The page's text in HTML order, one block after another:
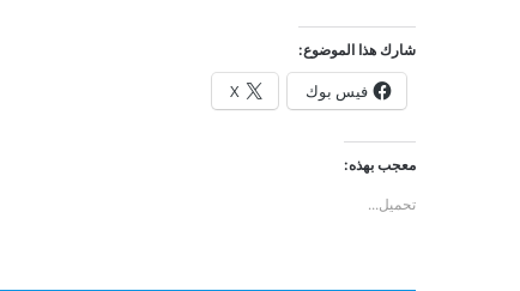
شارك هذا الموضوع:
فيس بوك X
معجب بهذه:
تحميل...